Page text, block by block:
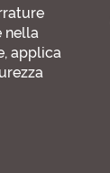
nella
applica